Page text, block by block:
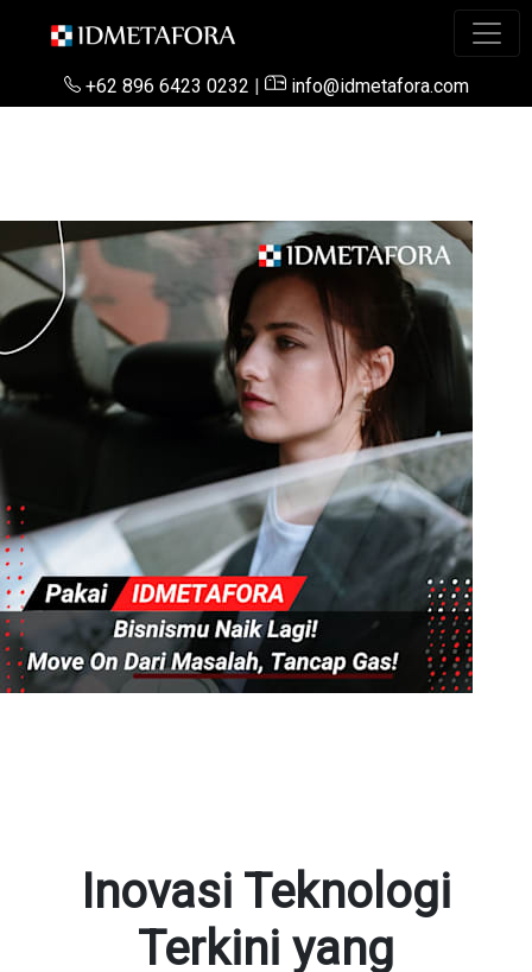
+62 896 6423 0232 | info@idmetafora.com
Inovasi Teknologi
Terkini yang